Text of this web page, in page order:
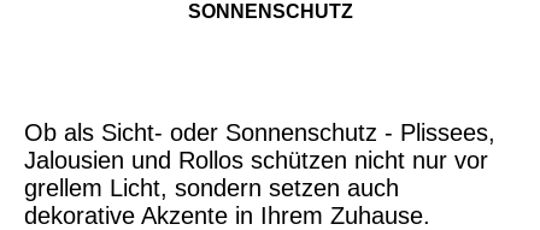
SONNENSCHUTZ
Ob als Sicht- oder Sonnenschutz - Plissees,
Jalousien und Rollos schützen nicht nur vor
grellem Licht, sondern setzen auch
dekorative Akzente in Ihrem Zuhause.